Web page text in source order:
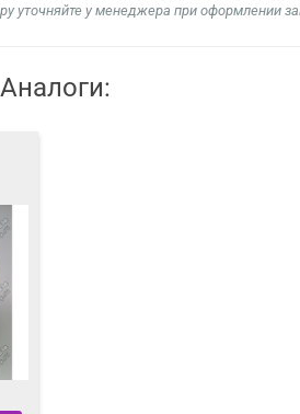
уточняйте у менеджера при оформлении
Аналоги: